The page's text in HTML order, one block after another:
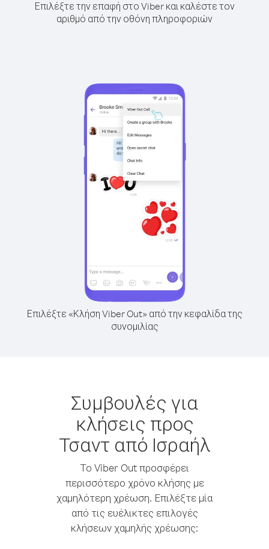
Επιλέξτε την επαφή στο Viber και καλέστε τον
αριθμό από την οθόνη πληροφοριών
Επιλέξτε «Κλήση Viber Out» από την κεφαλίδα της
συνομιλίας
Συμβουλές για
κλήσεις προς
Τσαντ από Ισραήλ
Το Viber Out προσφέρει
περισσότερο χρόνο κλήσης με
χαμηλότερη χρέωση. Επιλέξτε μία
από τις ευέλικτες επιλογές
κλήσεων χαμηλής χρέωσης: